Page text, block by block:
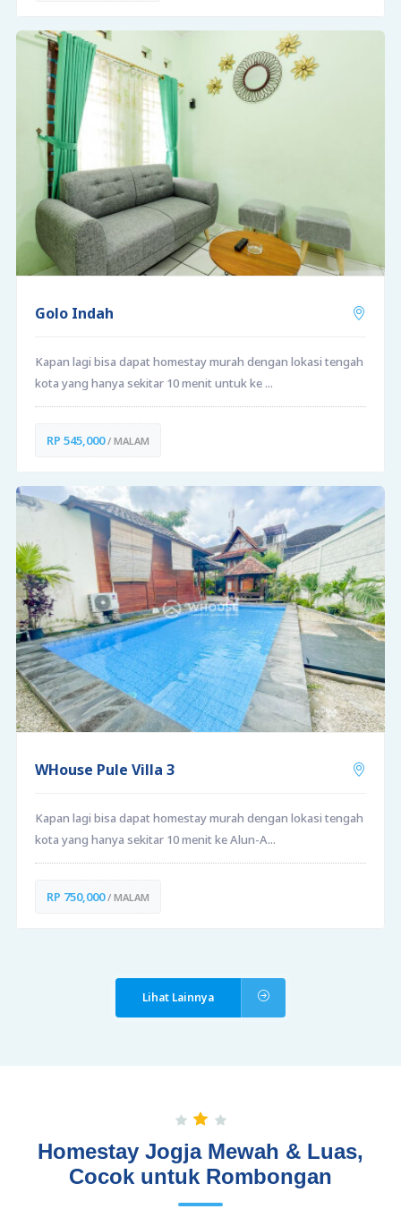
Golo Indah
Kapan lagi bisa dapat homestay murah dengan lokasi tengah
kota yang hanya sekitar 10 menit untuk ke ...
RP 545,000/ MALAM
WHouse Pule Villa 3
Kapan lagi bisa dapat homestay murah dengan lokasi tengah
kota yang hanya sekitar 10 menit ke Alun-A...
RP 750,000/ MALAM
Lihat Lainnya
Homestay Jogja Mewah & Luas,
Cocok untuk Rombongan